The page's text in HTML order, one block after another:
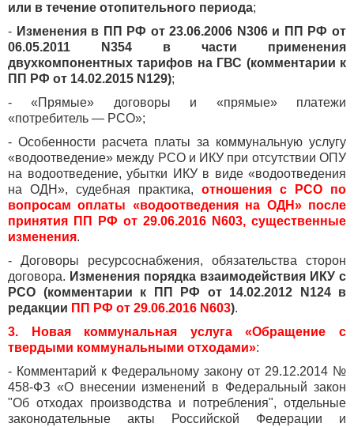
или в течение отопительного периода;
- Изменения в ПП РФ от 23.06.2006 N306 и ПП РФ от
06.05.2011 N354 в части применения
двухкомпонентных тарифов на ГВС (комментарии к
ПП РФ от 14.02.2015 N129);
- «Прямые» договоры и «прямые» платежи
«потребитель — РСО»;
- Особенности расчета платы за коммунальную услугу
«водоотведение» между РСО и ИКУ при отсутствии ОПУ
на водоотведение, убытки ИКУ в виде «водоотведения
на ОДН», судебная практика, отношения с РСО по
вопросам оплаты «водоотведения на ОДН» после
принятия ПП РФ от 29.06.2016 N603, существенные
изменения.
- Договоры ресурсоснабжения, обязательства сторон
договора. Изменения порядка взаимодействия ИКУ с
РСО (комментарии к ПП РФ от 14.02.2012 N124 в
редакции ПП РФ от 29.06.2016 N603).
3. Новая коммунальная услуга «Обращение с
твердыми коммунальными отходами»:
- Комментарий к Федеральному закону от 29.12.2014 №
458-ФЗ «О внесении изменений в Федеральный закон
"Об отходах производства и потребления", отдельные
законодательные акты Российской Федерации и